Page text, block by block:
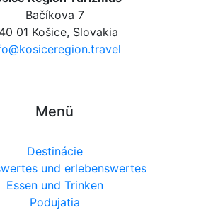
Bačíkova 7
01 Košice, Slovakia
Menü
Destinácie
und erlebenswertes
Essen und Trinken
Podujatia